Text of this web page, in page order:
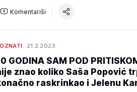
Komentariši
21.2.2023.
GODINA SAM POD
znao koliko Saša Popović
raskrinkao i Jelenu